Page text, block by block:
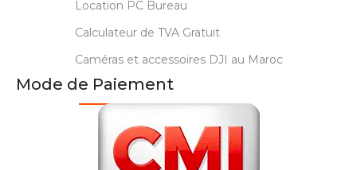
Location PC Bureau
Calculateur de TVA Gratuit
Caméras et accessoires DJI au Maroc
Mode de Paiement